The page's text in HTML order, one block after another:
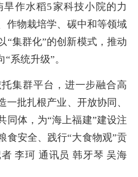
作水稻5家科技小院的力
作物栽培学、碳中和等领域
“集群化”的创新模式，推动
系统升级”。
群平台，进一步融合高
批扎根产业、开放协同、
同体，为“海上福建”建设注
食安全、践行“大食物观”贡
李珂 通讯员 韩牙琴 吴海